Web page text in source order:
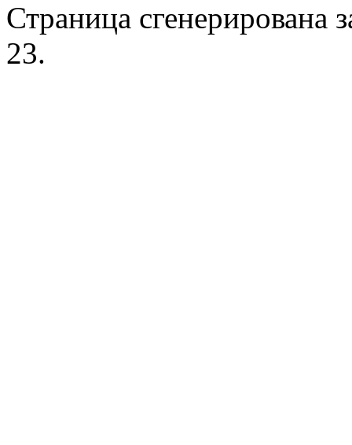
Страница сгенерирована
23.